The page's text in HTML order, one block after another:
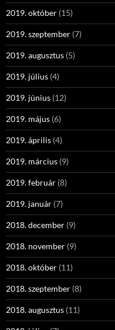
2019. október (15)
2019. szeptember (7)
2019. augusztus (5)
2019. július (4)
2019. június (12)
2019. május (6)
2019. április (4)
2019. március (9)
2019. február (8)
2019. január (7)
2018. december (9)
2018. november (9)
2018. október (11)
2018. szeptember (8)
2018. augusztus (11)